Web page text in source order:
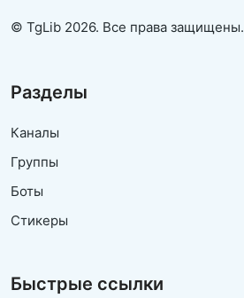
© TgLib 2026. Все права защищены.
Разделы
Каналы
Группы
Боты
Стикеры
Быстрые ссылки